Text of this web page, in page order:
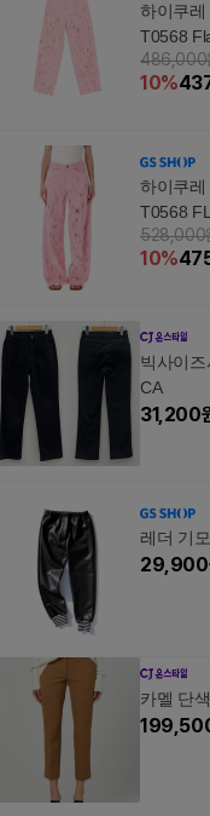
하이쿠레
T0568
486,000
10%
하이쿠레
T0568
528,000
10%
빅사이
CA
31,200
레더 기
29,900
카멜 단